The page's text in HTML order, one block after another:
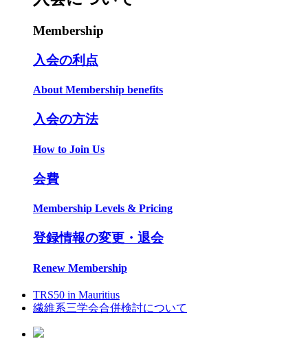
Membership
入会の利点
About Membership benefits
入会の方法
How to Join Us
会費
Membership Levels & Pricing
登録情報の変更・退会
Renew Membership
TRS50 in Mauritius
繊維系三学会合併検討について